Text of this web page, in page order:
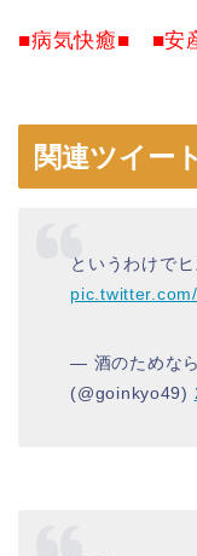
■病気快癒■ ■安
関連ツイート
というわけで
— 酒のためな
(@goinkyo49)